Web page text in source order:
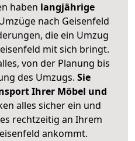
haben langjährige
nach Geisenfeld
die ein Umzug
mit sich bringt.
von der Planung bis
des Umzugs. Sie
Ihrer Möbel und
alles sicher ein und
rechtzeitig an Ihrem
ankommt.